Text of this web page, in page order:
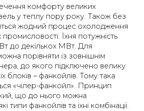
комфорту великих
у теплу пору року. Також без
жодний процес охолодження
Їхня потужність
до декількох МВт. Для
порівняти із зовнішнім
до якого підключено велику
блоків – фанкойлів. Тому така
«чілер-фанкойл». Принцип
що до нього можна
типи фанкойлів та їхні комбінації.